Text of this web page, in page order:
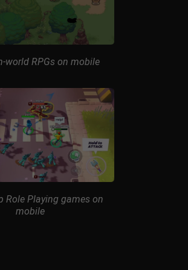
world RPGs on mobile
Role Playing games on
mobile